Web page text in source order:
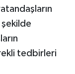
şekilde
tedbirleri